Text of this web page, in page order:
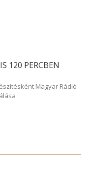
120 PERCBEN
Magyar Rádió